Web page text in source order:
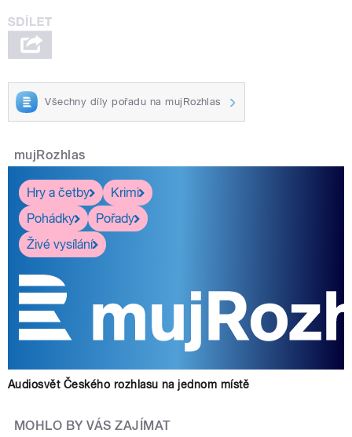
Všechny díly pořadu na mujRozhlas
mujRozhlas
Hry a četby
Krimi
Pohádky
Pořady
Živé vysílání
Audiosvět Českého rozhlasu na jednom místě
MOHLO BY VÁS ZAJÍMAT